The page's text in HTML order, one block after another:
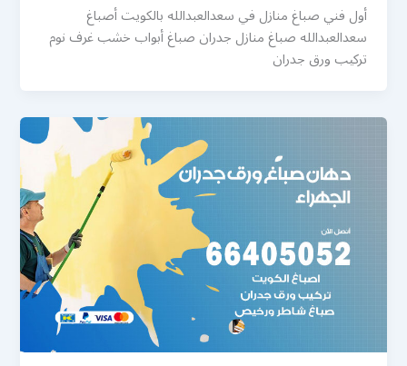
أول فني صباغ منازل في سعدالعبدالله بالكويت أصباغ
سعدالعبدالله صباغ منازل جدران صباغ أبواب خشب غرف نوم
تركيب ورق جدران